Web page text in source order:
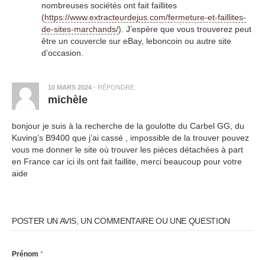
nombreuses sociétés ont fait faillites
(https://www.extracteurdejus.com/fermeture-et-faillites-
de-sites-marchands/). J’espère que vous trouverez peut
être un couvercle sur eBay, leboncoin ou autre site
d’occasion.
10 MARS 2024 · RÉPONDRE
michèle
bonjour je suis à la recherche de la goulotte du Carbel GG, du
Kuving’s B9400 que j’ai cassé , impossible de la trouver pouvez
vous me donner le site où trouver les pièces détachées à part
en France car ici ils ont fait faillite, merci beaucoup pour votre
aide
POSTER UN AVIS, UN COMMENTAIRE OU UNE QUESTION
Prénom *